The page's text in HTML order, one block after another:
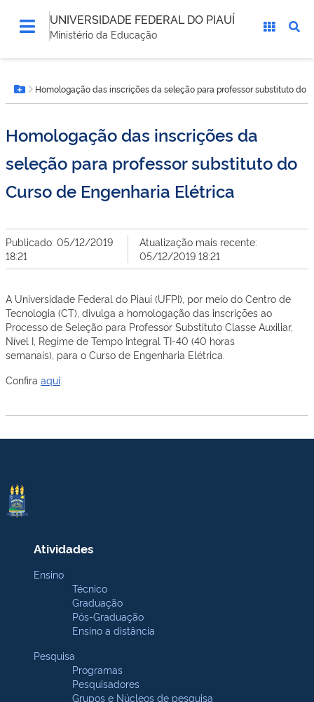
UNIVERSIDADE FEDERAL DO PIAUÍ
Ministério da Educação
está
aqui:Botão Menu
Homologação das inscrições da seleção para professor substituto do
Homologação das inscrições da
seleção para professor substituto do
Curso de Engenharia Elétrica
Publicado: 05/12/2019
18:21
Atualização mais recente:
05/12/2019 18:21
A Universidade Federal do Piauí (UFPI), por meio do Centro de
Tecnologia (CT), divulga a homologação das inscrições ao
Processo de Seleção para Professor Substituto Classe Auxiliar,
Nível I, Regime de Tempo Integral TI-40 (40 horas
semanais), para o Curso de Engenharia Elétrica.
Confira aqui
Atividades
Ensino
Técnico
Graduação
Pós-Graduação
Ensino a distância
Pesquisa
Programas
Pesquisadores
Grupos e Núcleos de pesquisa